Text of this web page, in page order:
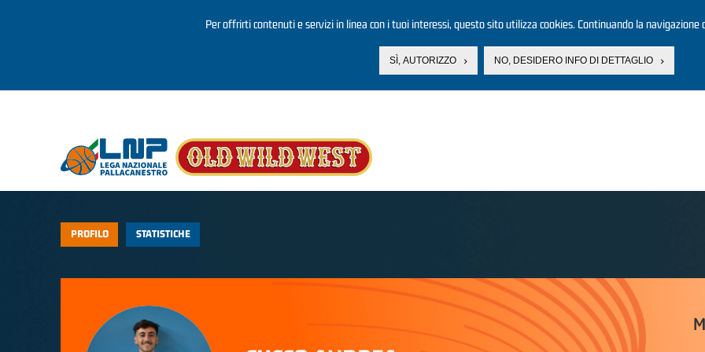
Per offrirti contenuti e servizi in linea con i tuoi interessi, questo sito utilizza cookies. Continuando la navigazione
SÌ, AUTORIZZO NO, DESIDERO INFO DI DETTAGLIO
PROFILO STATISTICHE